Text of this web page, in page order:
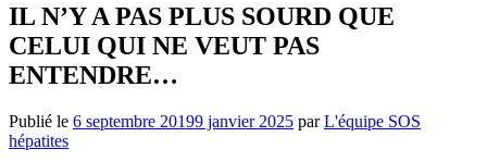
IL N’Y A PAS PLUS SOURD QUE
CELUI QUI NE VEUT PAS
ENTENDRE…
Publié le 6 septembre 20199 janvier 2025 parL'équipe SOS
hépatites